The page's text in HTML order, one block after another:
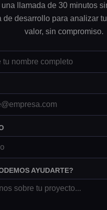
llamada de 30 minutos
de desarrollo para analizar
valor, sin compromiso.
AYUDARTE?